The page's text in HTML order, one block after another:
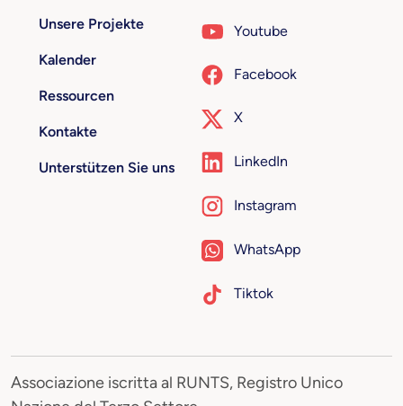
Unsere Projekte
Kalender
Ressourcen
Kontakte
Unterstützen Sie uns
Youtube
Facebook
X
LinkedIn
Instagram
WhatsApp
Tiktok
Associazione iscritta al RUNTS, Registro Unico